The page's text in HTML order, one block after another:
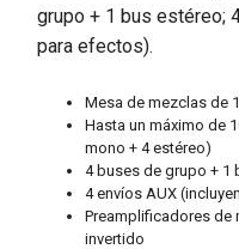
grupo + 1 bus estéreo;
para efectos).
Mesa de mezclas de
Hasta un máximo de
mono + 4 estéreo)
4 buses de grupo + 1
4 envíos AUX
Preamplificadores de
invertido